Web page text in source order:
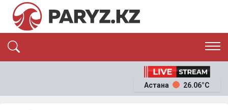
ЭКОНОМИКА
Астана 26.06°C